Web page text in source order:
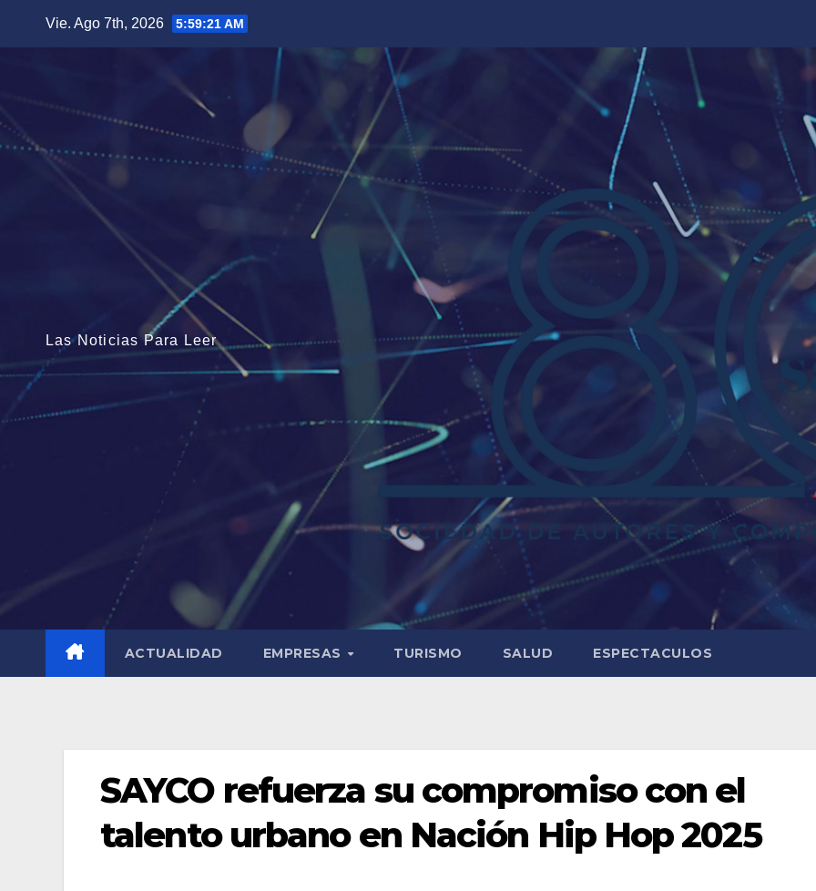
Vie. Ago 7th, 2026 5:59:22 AM
Las Noticias Para Leer
ACTUALIDAD EMPRESAS TURISMO SALUD ESPECTACULOS
SAYCO refuerza su compromiso con el
talento urbano en Nación Hip Hop 2025